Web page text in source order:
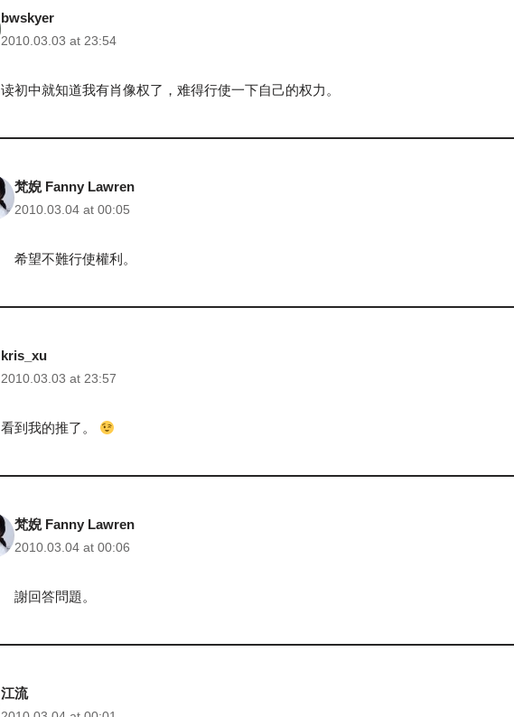
bwskyer
2010.03.03 at 23:54
读初中就知道我有肖像权了，难得行使一下自己的权力。
梵婗 Fanny Lawren
2010.03.04 at 00:05
希望不難行使權利。
kris_xu
2010.03.03 at 23:57
看到我的推了。
梵婗 Fanny Lawren
2010.03.04 at 00:06
謝回答問題。
江流